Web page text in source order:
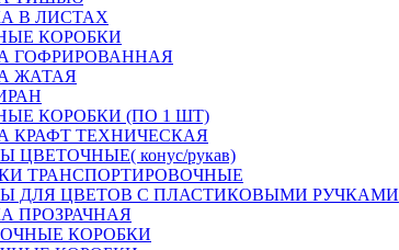
В ЛИСТАХ
КОРОБКИ
ГОФРИРОВАННАЯ
ЖАТАЯ
КОРОБКИ (ПО 1 ШТ)
КРАФТ ТЕХНИЧЕСКАЯ
ЦВЕТОЧНЫЕ( конус/рукав)
ТРАНСПОРТИРОВОЧНЫЕ
ДЛЯ ЦВЕТОВ С ПЛАСТИКОВЫМИ РУЧКАМИ
ПРОЗРАЧНАЯ
КОРОБКИ